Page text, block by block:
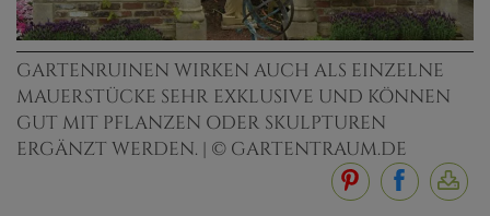
GARTENRUINEN WIRKEN AUCH ALS EINZELNE
MAUERSTÜCKE SEHR EXKLUSIVE UND KÖNNEN
GUT MIT PFLANZEN ODER SKULPTUREN
ERGÄNZT WERDEN. | © GARTENTRAUM.DE